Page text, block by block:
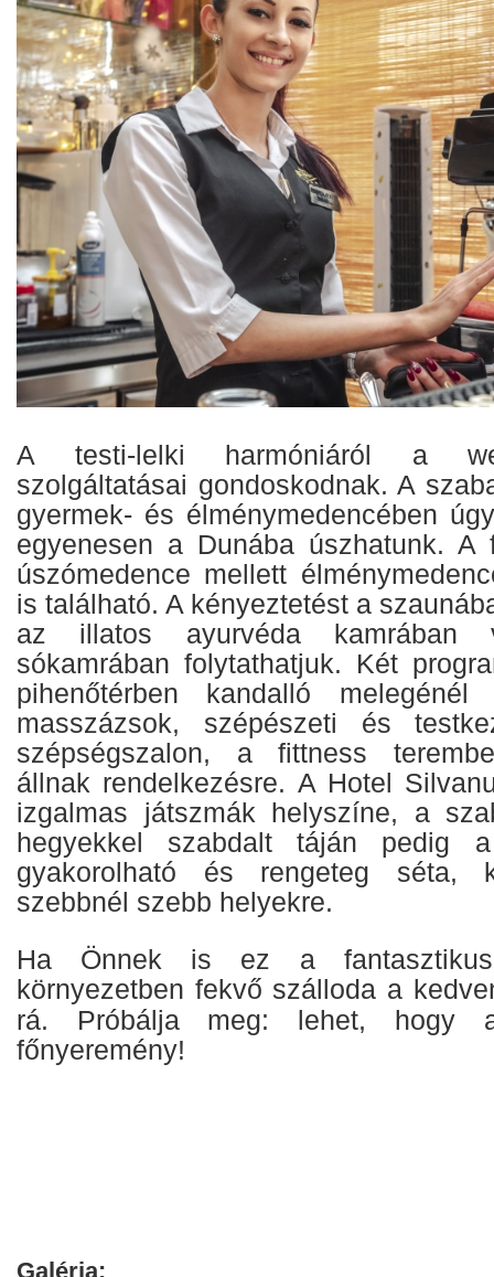
A testi-lelki harmóniáról a
szolgáltatásai gondoskodnak. A
gyermek- és élménymedencében
egyenesen a Dunába úszhatunk. A
úszómedence mellett
is található. A kényeztetést a
az illatos ayurvéda
sókamrában folytathatjuk. Két
pihenőtérben kandalló melegénél
masszázsok, szépészeti és
szépségszalon, a fittness
állnak rendelkezésre. A Hotel
izgalmas játszmák helyszíne, a
hegyekkel szabdalt táján pedig
gyakorolható és rengeteg séta,
szebbnél szebb helyekre.
Ha Önnek is ez a
környezetben fekvő szálloda a
rá. Próbálja meg: lehet,
főnyeremény!
Galéria: